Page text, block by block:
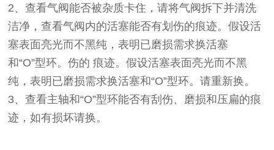
2、查看气阀能否被杂质卡住，请将气阀拆下并清洗
洁净，查看气阀内的活塞能否有划伤的痕迹。假设活
塞表面亮光而不黑纯，表明已磨损需求换活塞
和“O”型环。伤的 痕迹。假设活塞表面亮光而不黑
纯，表明已磨损需求换活塞和“O”型环。请重新换。
3、查看主轴和“O”型环能否有刮伤、磨损和压扁的痕
迹，如有损坏请换。